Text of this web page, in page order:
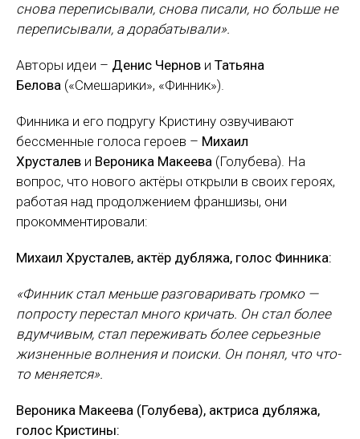
снова переписывали, снова писали, но больше не
переписывали, а дорабатывали».
Авторы идеи – Денис Чернов и Татьяна
Белова («Смешарики», «Финник»).
Финника и его подругу Кристину озвучивают
бессменные голоса героев – Михаил
Хрусталев и Вероника Макеева (Голубева). На
вопрос, что нового актёры открыли в своих героях,
работая над продолжением франшизы, они
прокомментировали:
Михаил Хрусталев, актёр дубляжа, голос Финника:
«Финник стал меньше разговаривать громко —
попросту перестал много кричать. Он стал более
вдумчивым, стал переживать более серьезные
жизненные волнения и поиски. Он понял, что что-
то меняется».
Вероника Макеева (Голубева), актриса дубляжа,
голос Кристины: